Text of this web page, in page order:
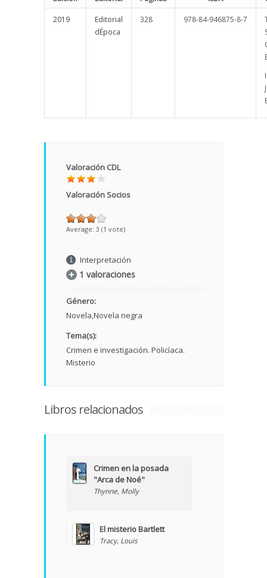
2019
Editorial
dÉpoca
328 978-84-946875-8-7
Valoración CDL
Valoración Socios
Average: 3 (1 vote)
Interpretación
1 valoraciones
Género:
Novela Novela negra
Tema(s):
Crimen e investigación. Policíaca.
Misterio
Libros relacionados
Crimen en la posada
"Arca de Noé"
Thynne, Molly
El misterio Bartlett
Tracy, Louis